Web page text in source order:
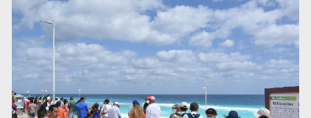
EU reanudará este sábado inspecciones de aguacate en
Michoacán